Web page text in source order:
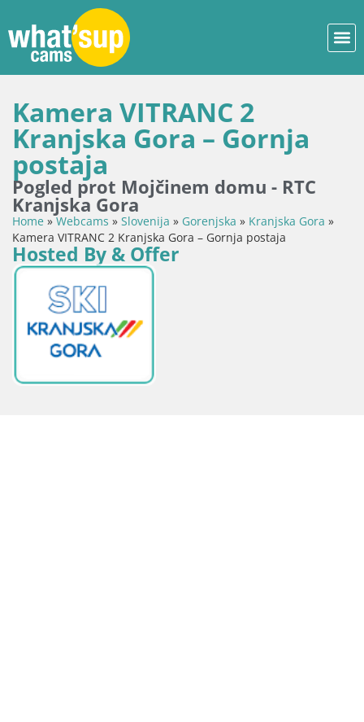
Kamera VITRANC 2
Kranjska Gora – Gornja
postaja
Pogled prot Mojčinem domu - RTC
Kranjska Gora
Home »Webcams » Slovenija » Gorenjska » Kranjska Gora »
Kamera VITRANC 2 Kranjska Gora – Gornja postaja
Hosted By & Offer